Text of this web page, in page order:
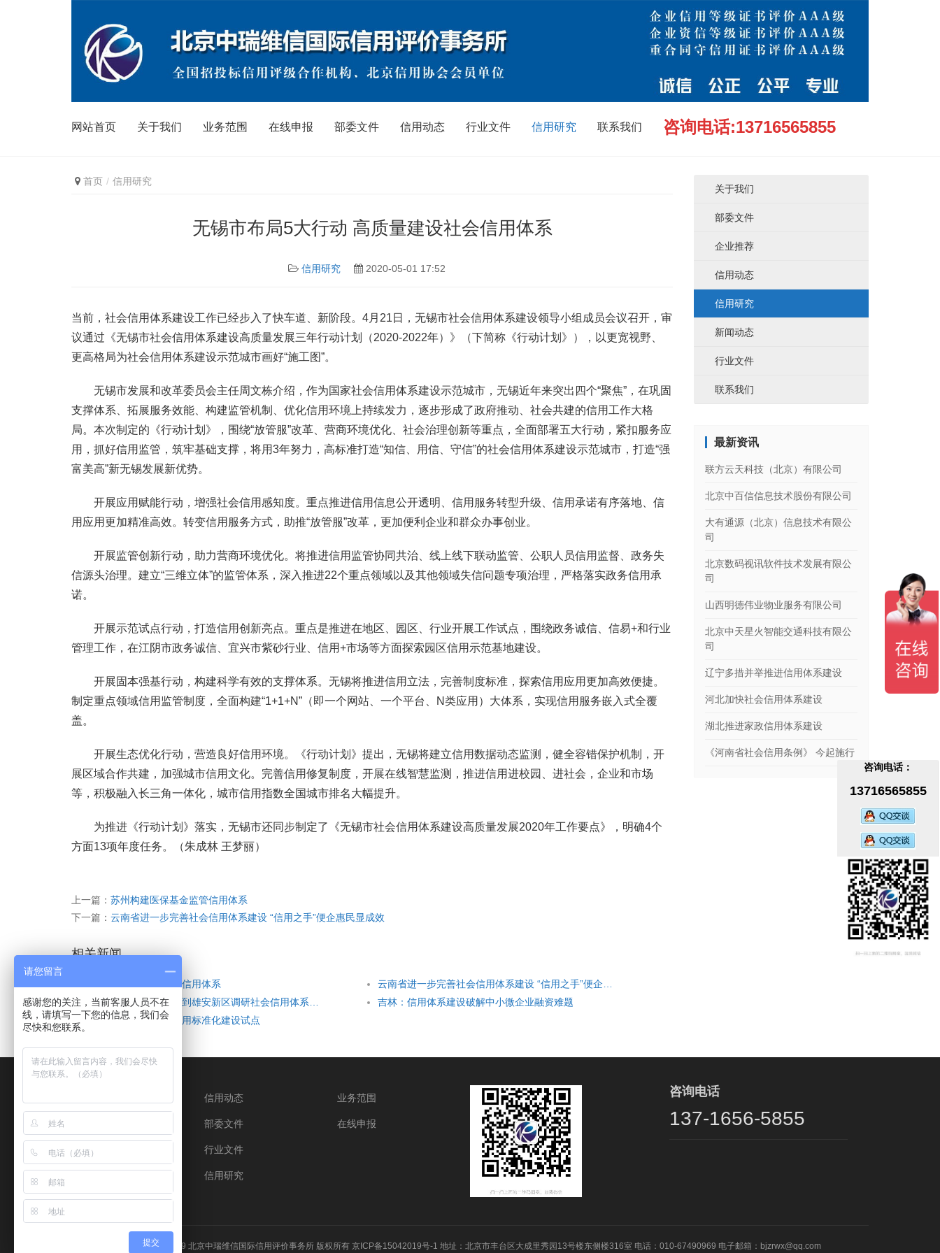
网站首页 关于我们 业务范围 在线申报 部委文件 信用动态 行业文件 信用研究 联系我们 咨询电话:13716565855
首页 信用研究
无锡市布局5大行动 高质量建设社会信用体系
信用研究 2020-05-01 17:52
当前，社会信用体系建设工作已经步入了快车道、新阶段。4月21日，无锡市社会信用体系建设领导小组成员会议召开，审
议通过《无锡市社会信用体系建设高质量发展三年行动计划（2020-2022年）》（下简称《行动计划》），以更宽视野、
更高格局为社会信用体系建设示范城市画好“施工图”。
无锡市发展和改革委员会主任周文栋介绍，作为国家社会信用体系建设示范城市，无锡近年来突出四个“聚焦”，在巩固
支撑体系、拓展服务效能、构建监管机制、优化信用环境上持续发力，逐步形成了政府推动、社会共建的信用工作大格
局。本次制定的《行动计划》，围绕“放管服”改革、营商环境优化、社会治理创新等重点，全面部署五大行动，紧扣服务应
用，抓好信用监管，筑牢基础支撑，将用3年努力，高标准打造“知信、用信、守信”的社会信用体系建设示范城市，打造“强
富美高”新无锡发展新优势。
开展应用赋能行动，增强社会信用感知度。重点推进信用信息公开透明、信用服务转型升级、信用承诺有序落地、信
用应用更加精准高效。转变信用服务方式，助推“放管服”改革，更加便利企业和群众办事创业。
开展监管创新行动，助力营商环境优化。将推进信用监管协同共治、线上线下联动监管、公职人员信用监督、政务失
信源头治理。建立“三维立体”的监管体系，深入推进22个重点领域以及其他领域失信问题专项治理，严格落实政务信用承
诺。
开展示范试点行动，打造信用创新亮点。重点是推进在地区、园区、行业开展工作试点，围绕政务诚信、信易+和行业
管理工作，在江阴市政务诚信、宜兴市紫砂行业、信用+市场等方面探索园区信用示范基地建设。
开展固本强基行动，构建科学有效的支撑体系。无锡将推进信用立法，完善制度标准，探索信用应用更加高效便捷。
制定重点领域信用监管制度，全面构建“1+1+N”（即一个网站、一个平台、N类应用）大体系，实现信用服务嵌入式全覆
盖。
开展生态优化行动，营造良好信用环境。《行动计划》提出，无锡将建立信用数据动态监测，健全容错保护机制，开
展区域合作共建，加强城市信用文化。完善信用修复制度，开展在线智慧监测，推进信用进校园、进社会，企业和市场
等，积极融入长三角一体化，城市信用指数全国城市排名大幅提升。
为推进《行动计划》落实，无锡市还同步制定了《无锡市社会信用体系建设高质量发展2020年工作要点》，明确4个
方面13项年度任务。（朱成林 王梦丽）
上一篇： 苏州构建医保基金监管信用体系
下一篇： 云南省进一步完善社会信用体系建设 “信用之手”便企惠民显成效
相关新闻
苏州构建医保基金监管信用体系
吉林：信用体系建设破解中小微企业融资难题
深圳宝安区启动社会信用标准化建设试点
关于我们
部委文件
企业推荐
信用动态
信用研究
新闻动态
行业文件
联系我们
最新资讯
联方云天科技（北京）有限公司
北京中百信信息技术股份有限公司
大有通源（北京）信息技术有限公
司
北京数码视讯软件技术发展有限公
司
山西明德伟业物业服务有限公司
北京中天星火智能交通科技有限公
司
辽宁多措并举推进信用体系建设
河北加快社会信用体系建设
湖北推进家政信用体系建设
《河南省社会信用条例》 今起施行
信用动态
部委文件
行业文件
信用研究
业务范围
在线申报
咨询电话
137-1656-5855
Copyright © 2019 北京中瑞维信国际信用评价事务所 版权所有 京ICP备15042019号-1 地址：北京市丰台区大成里秀园13号楼东侧楼316室 电话：010-67490969 电子邮箱：bjzrwx@qq.com
咨询电话：
13716565855
请您留言
感谢您的关注，当前客服人员不在
线，请填写一下您的信息，我们会
尽快和您联系。
提交